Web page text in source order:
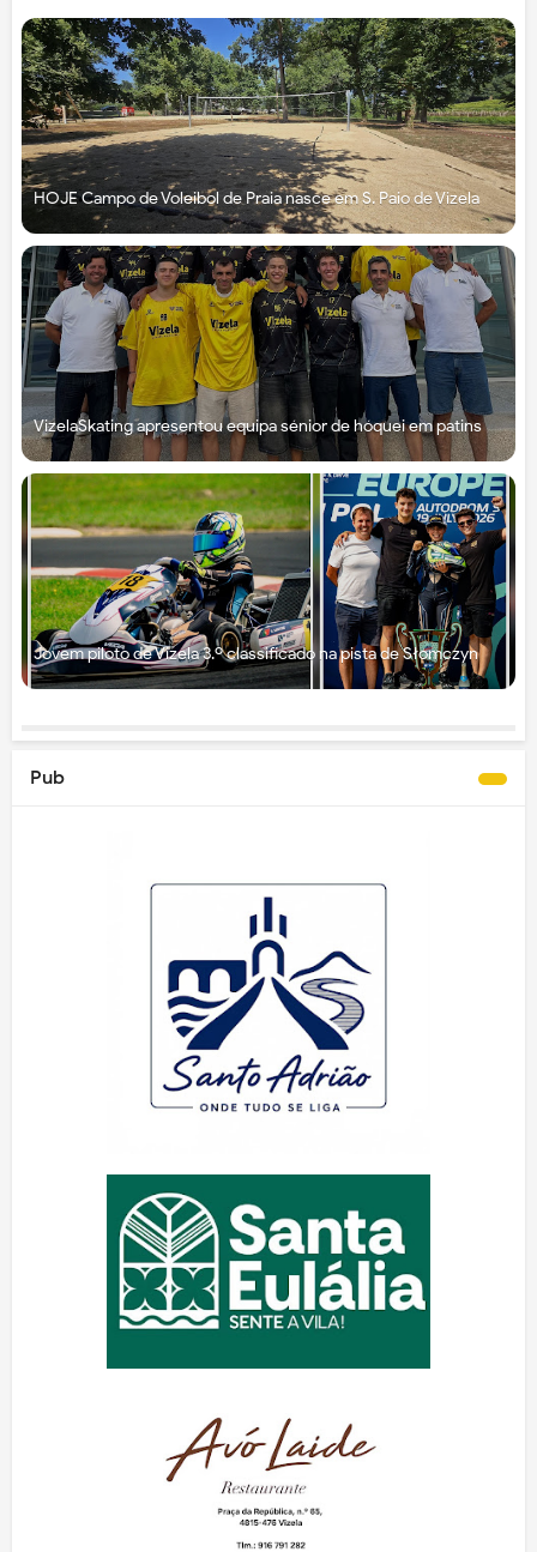
HOJE Campo de Voleibol de Praia nasce em S. Paio de Vizela
VizelaSkating apresentou equipa sénior de hóquei em patins
Jovem piloto de Vizela 3.º classificado na pista de Słomczyn
Pub